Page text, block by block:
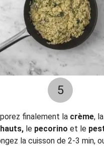
5
finalement la crème,
le pecorino et le
la cuisson de 2-3 min,